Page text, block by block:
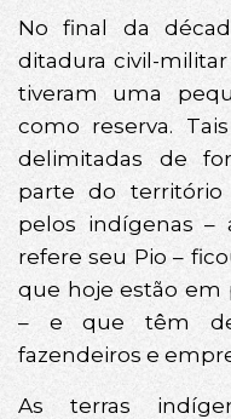
No final da
ditadura civil-militar
tiveram uma
como reserva.
delimitadas de
parte do território
pelos indígenas –
refere seu Pio –
que hoje estão em
– e que têm
fazendeiros e
As terras